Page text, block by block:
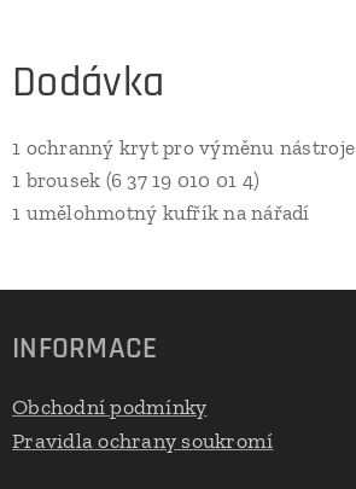
Dodávka
1 ochranný kryt pro výměnu nástroje
1 brousek (6 37 19 010 01 4)
1 umělohmotný kufřík na nářadí
INFORMACE
Obchodní podmínky
Pravidla ochrany soukromí